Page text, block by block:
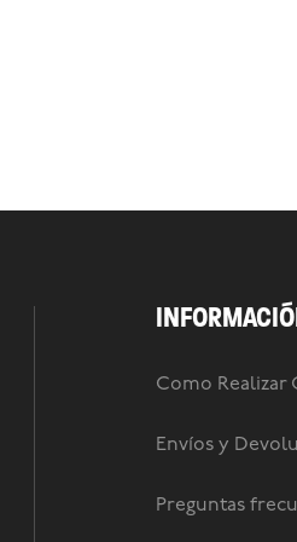
Como Realizar
Envíos y
Preguntas